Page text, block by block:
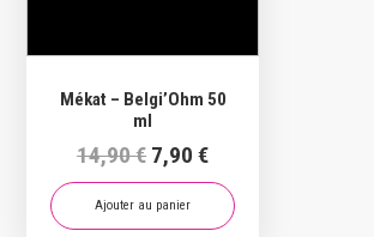
Mékat – Belgi’Ohm 50
ml
14,90€ Le
prix
initial
7,90€Le
prix
actuel
Ajouter au panier